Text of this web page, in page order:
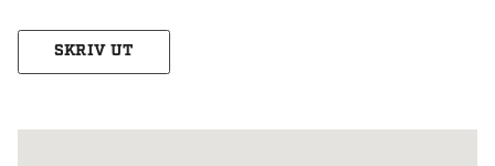
SKRIV UT